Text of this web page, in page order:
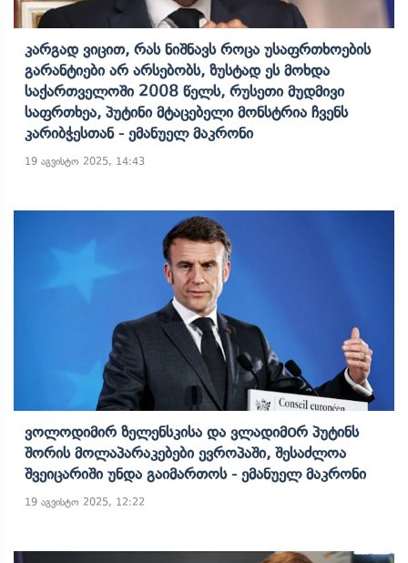
Კარგად Ვიცით, Რას Ნიშნავს Როცა Უსაფრთხოების
Გარანტიები Არ Არსებობს, Ზუსტად Ეს Მოხდა
Საქართველოში 2008 Წელს, Რუსეთი Მუდმივი
Საფრთხეა, Პუტინი Მტაცებელი Მონსტრია Ჩვენს
Კარიბჭესთან - Ემანუელ Მაკრონი
19 აგვისტო 2025, 14:43
Ვოლოდიმირ Ზელენსკისა Და Ვლადიმoრ Პუტინს
Შორის Მოლაპარაკებები Ევროპაში, Შესაძლოა
Შვეიცარიში Უნდა Გაიმართოს - Ემანუელ Მაკრონი
19 აგვისტო 2025, 12:22